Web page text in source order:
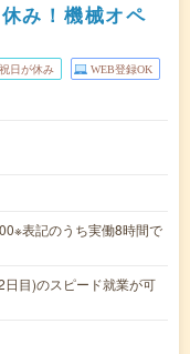
み！機械オペ
日が休み WEB登録OK
表記のうち実働8時間で
目)のスピード就業が可